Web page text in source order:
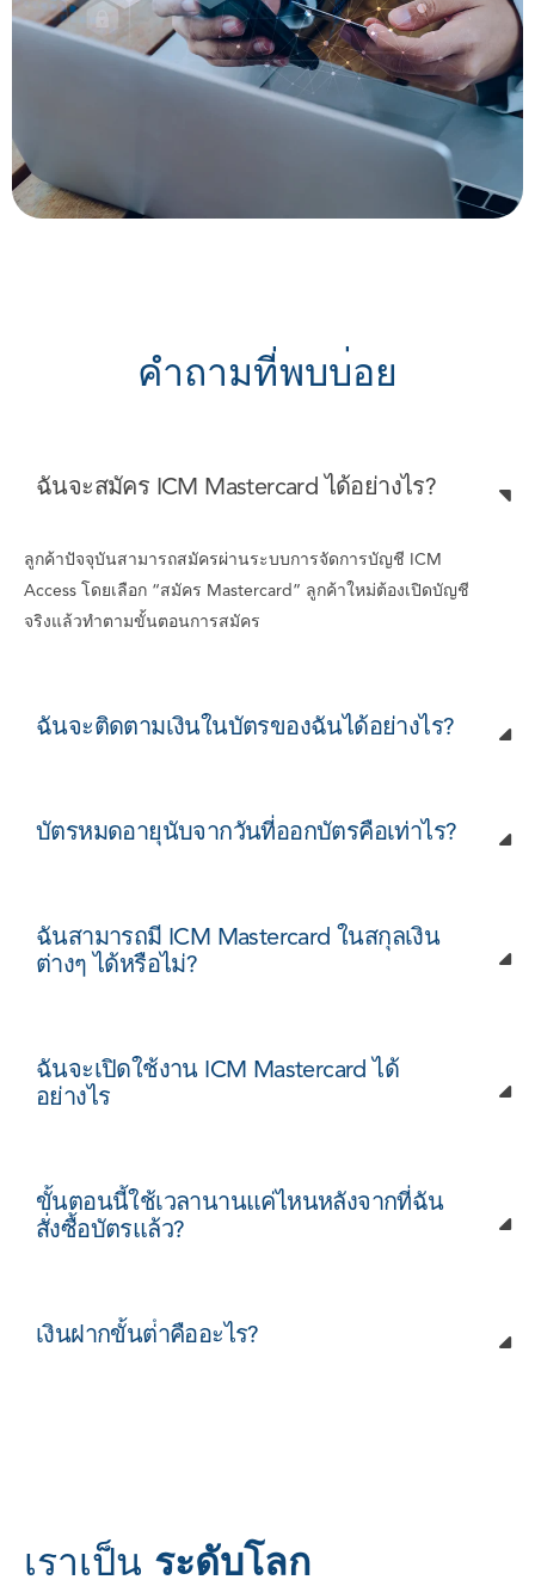
คาถามทพบบอย
ฉันจะสมัคร ICM Mastercard ได้อย่างไร?
ลูกค้าปัจจุบันสามารถสมัครผ่านระบบการจัดการบัญชี ICM
Access โดยเลือก “สมัคร Mastercard” ลูกค้าใหม่ต้องเปิดบัญชี
จริงแล้วทําตามขั้นตอนการสมัคร
ฉันจะติดตามเงินในบัตรของฉันได้อย่างไร?
บัตรหมดอายุนับจากวันที่ออกบัตรคือเท่าไร?
ฉันสามารถมี ICM Mastercard ในสกุลเงิน
ต่างๆ ได้หรือไม่?
ฉันจะเปิดใช้งาน ICM Mastercard ได้
อย่างไร
ขั้นตอนนี้ใช้เวลานานแค่ไหนหลังจากที่ฉัน
สั่งซื้อบัตรแล้ว?
เงินฝากขั้นต่ําคืออะไร?
เราเปน ระดบโลก